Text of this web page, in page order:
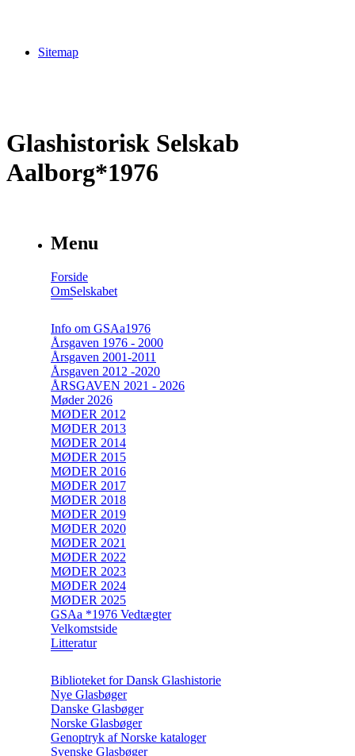
Sitemap
Glashistorisk Selskab
Aalborg*1976
Menu
Forside
OmSelskabet
Info om GSAa1976
Årsgaven 1976 - 2000
Årsgaven 2001-2011
Årsgaven 2012 -2020
ÅRSGAVEN 2021 - 2026
Møder 2026
MØDER 2012
MØDER 2013
MØDER 2014
MØDER 2015
MØDER 2016
MØDER 2017
MØDER 2018
MØDER 2019
MØDER 2020
MØDER 2021
MØDER 2022
MØDER 2023
MØDER 2024
MØDER 2025
GSAa *1976 Vedtægter
Velkomstside
Litteratur
Biblioteket for Dansk Glashistorie
Nye Glasbøger
Danske Glasbøger
Norske Glasbøger
Genoptryk af Norske kataloger
Svenske Glasbøger